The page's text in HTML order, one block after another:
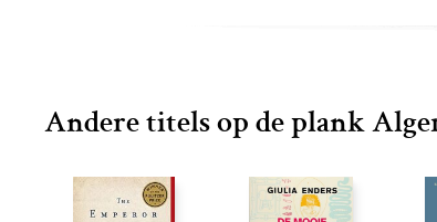
Andere titels op de plank